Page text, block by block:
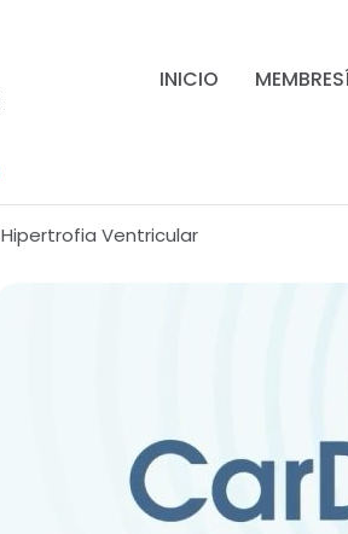
INICIO
Hipertrofia Ventricular